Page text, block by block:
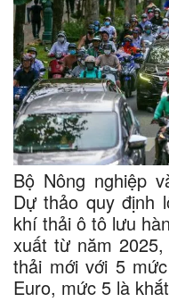
Bộ Nông nghiệp
Dự thảo quy định
khí thải ô tô lưu
xuất từ năm
thải mới với 5
Euro, mức 5 là